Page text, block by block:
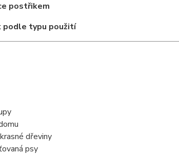
postřikem
podle typu použití
dřeviny
psy